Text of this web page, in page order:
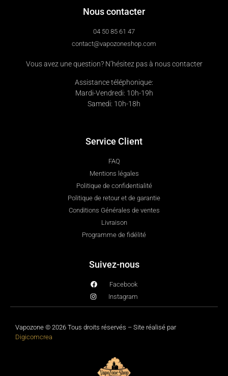
Nous contacter
04 50 85 61 47
contact@vapozoneshop.com
Vous avez une question? N’hésitez pas à nous contacter
Assistance téléphonique:
Mardi-Vendredi: 10h-19h
Samedi: 10h-18h
Service Client
FAQ
Mentions légales
Politique de confidentialité
Politique de retour et de garantie
Conditions Générales de ventes
Livraison
Programme de fidélité
Suivez-nous
Facebook
Instagram
Vapozone © 2026 Tous droits réservés – Site réalisé par
Digicomcrea